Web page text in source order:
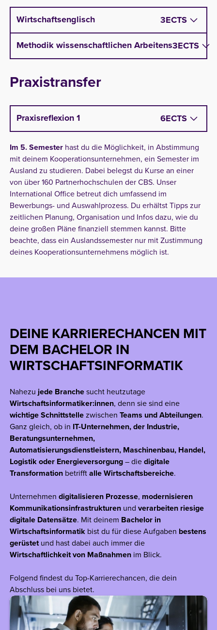
Wirtschaftsinformatik
Berufsbilder in der Wirtschaftsinformatik
Wirtschaftsenglisch 3ECTS
Methodik wissenschaftlichen Arbeitens3ECTS
Praxistransfer
Praxisreflexion 1 6ECTS
Im 5. Semester hast du die Möglichkeit, in Abstimmung
mit deinem Kooperationsunternehmen, ein Semester im
Ausland zu studieren. Dabei belegst du Kurse an einer
von über 160 Partnerhochschulen der CBS. Unser
International Office betreut dich umfassend im
Bewerbungs- und Auswahlprozess. Du erhältst Tipps zur
zeitlichen Planung, Organisation und Infos dazu, wie du
deine großen Pläne finanziell stemmen kannst. Bitte
beachte, dass ein Auslandssemester nur mit Zustimmung
deines Kooperationsunternehmens möglich ist.
DEINE KARRIERECHANCEN MIT
DEM BACHELOR IN
WIRTSCHAFTSINFORMATIK
Nahezu jede Branche sucht heutzutage
Wirtschaftsinformatiker:innen, denn sie sind eine
wichtige Schnittstelle zwischen Teams und Abteilungen.
Ganz gleich, ob in IT-Unternehmen, der Industrie,
Beratungsunternehmen,
Automatisierungsdienstleistern, Maschinenbau, Handel,
Logistik oder Energieversorgung – die digitale
Transformation betrifft alle Wirtschaftsbereiche.
Unternehmen digitalisieren Prozesse, modernisieren
Kommunikationsinfrastrukturen und verarbeiten riesige
digitale Datensätze. Mit deinem Bachelor in
Wirtschaftsinformatik bist du für diese Aufgaben bestens
gerüstetund hast dabei auch immer die
Wirtschaftlichkeit von Maßnahmen im Blick.
Folgend findest du Top-Karrierechancen, die dein
Abschluss bei uns bietet.